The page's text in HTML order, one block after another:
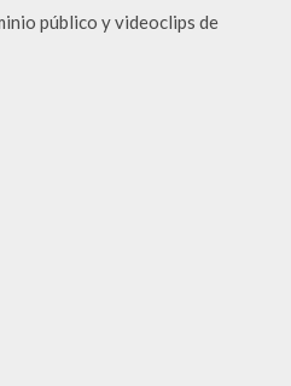
público y videoclips de